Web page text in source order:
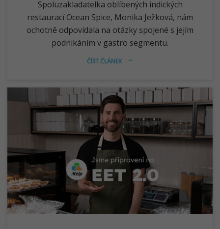
Spoluzakladatelka oblíbených indických
restaurací Ocean Spice, Monika Ježková, nám
ochotně odpovídala na otázky spojené s jejím
podnikáním v gastro segmentu.
arrow_right_alt
ČÍST ČLÁNEK